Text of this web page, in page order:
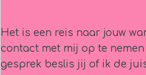
Het is een reis naar jouw
contact met mij op te
gesprek beslis jij of ik de